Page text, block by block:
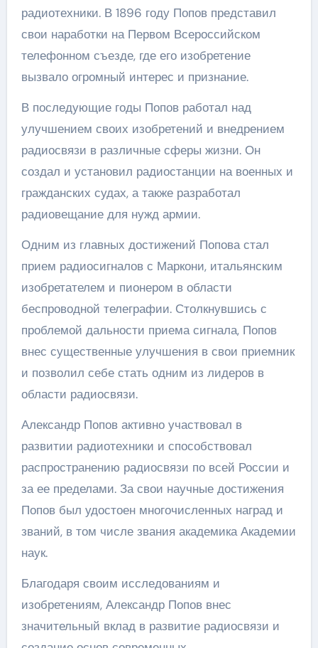
радиотехники. В 1896 году Попов представил
свои наработки на Первом Всероссийском
телефонном съезде, где его изобретение
вызвало огромный интерес и признание.
В последующие годы Попов работал над
улучшением своих изобретений и внедрением
радиосвязи в различные сферы жизни. Он
создал и установил радиостанции на военных и
гражданских судах, а также разработал
радиовещание для нужд армии.
Одним из главных достижений Попова стал
прием радиосигналов с Маркони, итальянским
изобретателем и пионером в области
беспроводной телеграфии. Столкнувшись с
проблемой дальности приема сигнала, Попов
внес существенные улучшения в свои приемник
и позволил себе стать одним из лидеров в
области радиосвязи.
Александр Попов активно участвовал в
развитии радиотехники и способствовал
распространению радиосвязи по всей России и
за ее пределами. За свои научные достижения
Попов был удостоен многочисленных наград и
званий, в том числе звания академика Академии
наук.
Благодаря своим исследованиям и
изобретениям, Александр Попов внес
значительный вклад в развитие радиосвязи и